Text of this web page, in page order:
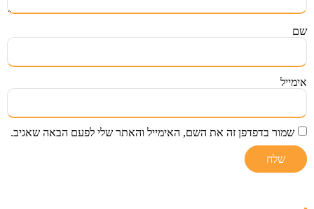
שם
אימייל
שמור בדפדפן זה את השם, האימייל והאתר שלי לפעם הבאה שאגיב.